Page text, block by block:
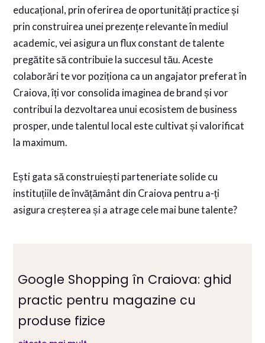
educațional, prin oferirea de oportunități practice și
prin construirea unei prezențe relevante în mediul
academic, vei asigura un flux constant de talente
pregătite să contribuie la succesul tău. Aceste
colaborări te vor poziționa ca un angajator preferat în
Craiova, îți vor consolida imaginea de brand și vor
contribui la dezvoltarea unui ecosistem de business
prosper, unde talentul local este cultivat și valorificat
la maximum.
Ești gata să construiești parteneriate solide cu
instituțiile de învățământ din Craiova pentru a-ți
asigura creșterea și a atrage cele mai bune talente?
Google Shopping în Craiova: ghid
practic pentru magazine cu
produse fizice